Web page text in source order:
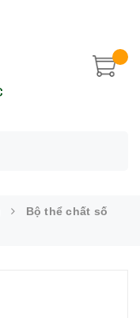
Bộ thể chất số